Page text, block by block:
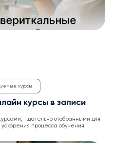
курсы
курсы в записи
тщательно отобранными для
процесса обучения.